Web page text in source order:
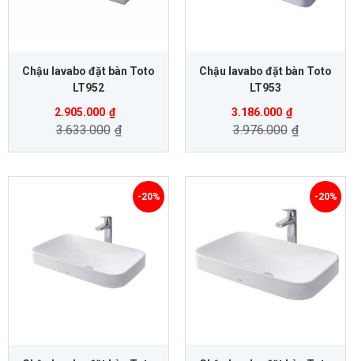
Chậu lavabo đặt bàn Toto
LT952
2.905.000 ₫
3.633.000 ₫
Chậu lavabo đặt bàn Toto
LT953
3.186.000 ₫
3.976.000 ₫
-20% -20%